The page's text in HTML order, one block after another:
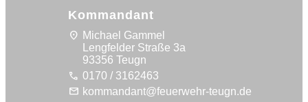
Kommandant
location_on Michael Gammel
Lengfelder Straße 3a
93356 Teugn
call 0170 / 3162463
mail kommandant@feuerwehr-teugn.de